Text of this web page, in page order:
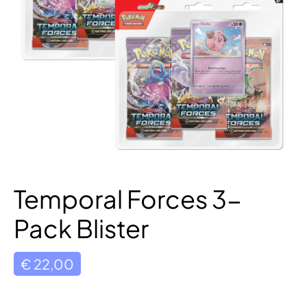
Temporal Forces 3-
Pack Blister
€ 22,00